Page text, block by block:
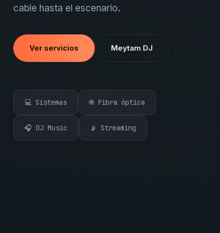
cable hasta el escenario.
Ver servicios Meytam DJ
💻 Sistemas 🌐 Fibra óptica
🎧 DJ Music 📡 Streaming